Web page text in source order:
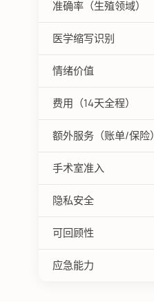
准确率（生殖领域）
医学缩写识别
情绪价值
费用（14天全程）
额外服务（账单/保险）
手术室准入
隐私安全
可回顾性
应急能力